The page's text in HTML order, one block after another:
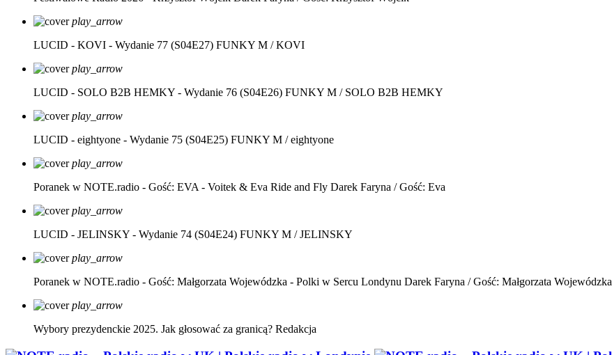
play_arrow
LUCID - KOVI - Wydanie 77 (S04E27) FUNKY M / KOVI
play_arrow
LUCID - SOLO B2B HEMKY - Wydanie 76 (S04E26) FUNKY M / SOLO B2B HEMKY
play_arrow
LUCID - eightyone - Wydanie 75 (S04E25) FUNKY M / eightyone
play_arrow
Poranek w NOTE.radio - Gość: EVA - Voitek & Eva Ride and Fly Darek Faryna / Gość: Eva
play_arrow
LUCID - JELINSKY - Wydanie 74 (S04E24) FUNKY M / JELINSKY
play_arrow
Poranek w NOTE.radio - Gość: Małgorzata Wojewódzka - Polki w Sercu Londynu Darek Faryna / Gość: Małgorzata Wojewódzka
play_arrow
Wybory prezydenckie 2025. Jak głosować za granicą? Redakcja